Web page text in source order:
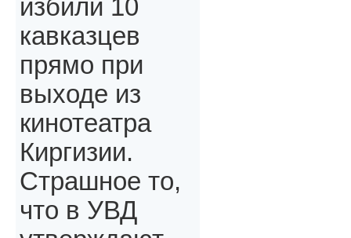
избили 10
кавказцев
прямо при
выходе из
кинотеатра
Киргизии.
Страшное то,
что в УВД